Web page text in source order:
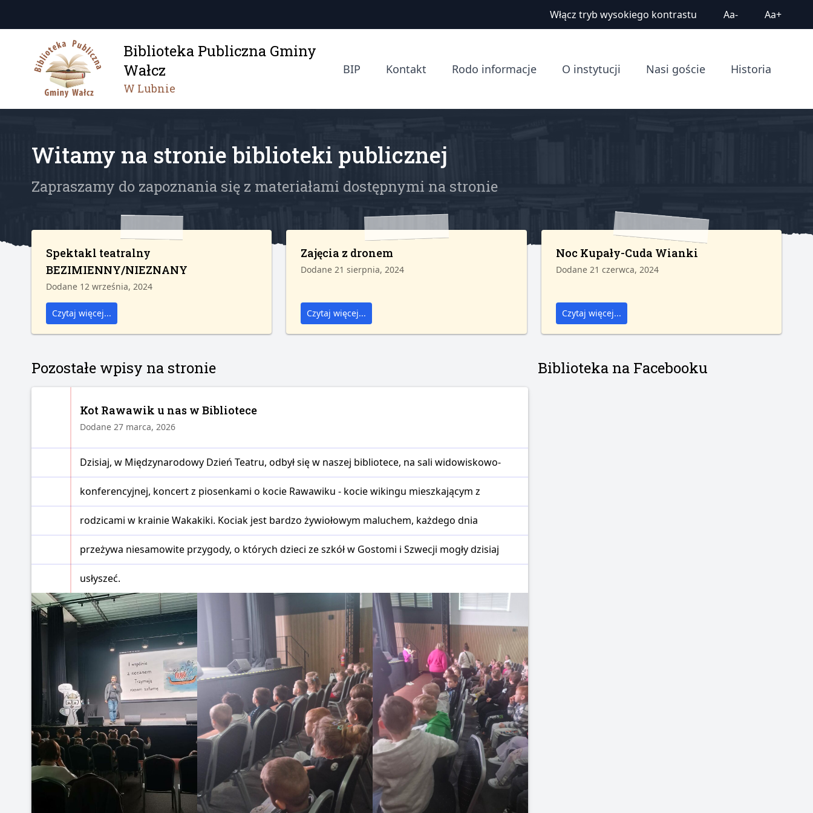
Włącz tryb wysokiego kontrastu Aa- Aa+
Biblioteka Publiczna Gminy
Wałcz
W Lubnie
BIP Kontakt Rodo informacje O instytucji Nasi goście Historia
Witamy na stronie biblioteki publicznej
Zapraszamy do zapoznania się z materiałami dostępnymi na stronie
Spektakl teatralny
BEZIMIENNY/NIEZNANY
Dodane 12 września, 2024
Czytaj więcej...
Zajęcia z dronem
Dodane 21 sierpnia, 2024
Czytaj więcej...
Noc Kupały-Cuda Wianki
Dodane 21 czerwca, 2024
Czytaj więcej...
Pozostałe wpisy na stronie
Kot Rawawik u nas w Bibliotece
Dodane 27 marca, 2026
Dzisiaj, w Międzynarodowy Dzień Teatru, odbył się w naszej bibliotece, na sali widowiskowo-
konferencyjnej, koncert z piosenkami o kocie Rawawiku - kocie wikingu mieszkającym z
rodzicami w krainie Wakakiki. Kociak jest bardzo żywiołowym maluchem, każdego dnia
przeżywa niesamowite przygody, o których dzieci ze szkół w Gostomi i Szwecji mogły dzisiaj
usłyszeć.
Biblioteka na Facebooku